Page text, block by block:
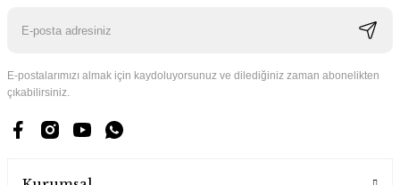
E-postalarımızı almak için kaydoluyorsunuz ve dilediğiniz zaman abonelikten
çıkabilirsiniz.